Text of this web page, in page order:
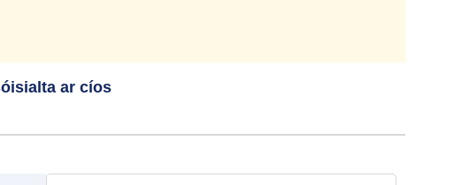
ar cíos